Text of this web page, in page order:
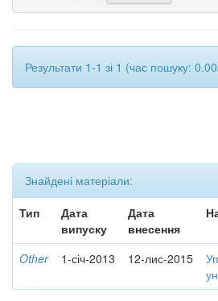
Результати 1-1 зі 1 (час пошуку:
Знайдені матеріали:
Тип
Дата
випуску
Дата
внесення
Other 1-січ-2013 12-лис-2015